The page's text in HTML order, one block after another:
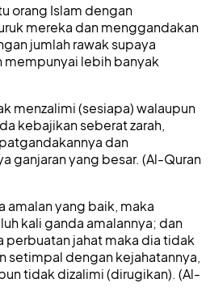
orang Islam dengan
mereka dan menggandakan
jumlah rawak supaya
lebih banyak
menzalimi (sesiapa) walaupun
kebajikan seberat zarah,
dan
ganjaran yang besar. (Al-Quran
amalan yang baik, maka
kali ganda amalannya; dan
perbuatan jahat maka dia tidak
setimpal dengan kejahatannya,
tidak dizalimi (dirugikan). (Al-